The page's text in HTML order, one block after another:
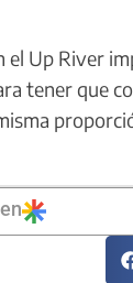
el Up River
tener que